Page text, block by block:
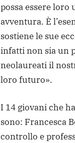
possa essere
avventura. È
sostiene le sue
infatti non sia un
neolaureati il
loro futuro».
I 14 giovani che
sono: Francesca
controllo e